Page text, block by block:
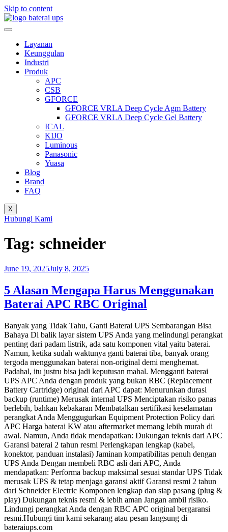
Skip to content
Layanan
Keunggulan
Industri
Produk
APC
CSB
GFORCE
GFORCE VRLA Deep Cycle Agm Battery
GFORCE VRLA Deep Cycle Gel Battery
ICAL
KIJO
Luminous
Panasonic
Yuasa
Blog
Brand
FAQ
X
Hubungi Kami
Tag: schneider
June 19, 2025July 8, 2025
5 Alasan Mengapa Harus Menggunakan
Baterai APC RBC Original
Banyak yang Tidak Tahu, Ganti Baterai UPS Sembarangan Bisa
Bahaya Di balik layar sistem UPS Anda yang melindungi perangkat
penting dari padam listrik, ada satu komponen vital yaitu baterai.
Namun, ketika sudah waktunya ganti baterai tiba, banyak orang
tergoda menggunakan baterai non-original demi menghemat.
Padahal, itu justru bisa jadi keputusan mahal. Mengganti baterai
UPS APC Anda dengan produk yang bukan RBC (Replacement
Battery Cartridge) original dari APC dapat: Menurunkan durasi
backup (runtime) Merusak internal UPS Menciptakan risiko panas
berlebih, bahkan kebakaran Membatalkan sertifikasi keselamatan
perangkat Anda Menggugurkan Equipment Protection Policy dari
APC Harga baterai KW atau aftermarket memang lebih murah di
awal. Namun, Anda tidak mendapatkan: Dukungan teknis dari APC
Garansi baterai 2 tahun resmi Perlengkapan lengkap (kabel,
konektor, panduan instalasi) Jaminan kompatibilitas penuh dengan
UPS Anda Dengan membeli RBC asli dari APC, Anda
mendapatkan: Performa backup maksimal sesuai standar UPS Tidak
merusak UPS & tetap menjaga garansi aktif Garansi resmi 2 tahun
dari Schneider Electric Komponen lengkap dan siap pasang (plug &
play) Dukungan teknis resmi & lebih aman Jangan ambil risiko.
Lindungi perangkat Anda dengan RBC APC original bergaransi
resmi.Hubungi tim kami sekarang atau pesan langsung di
bateraiups.com